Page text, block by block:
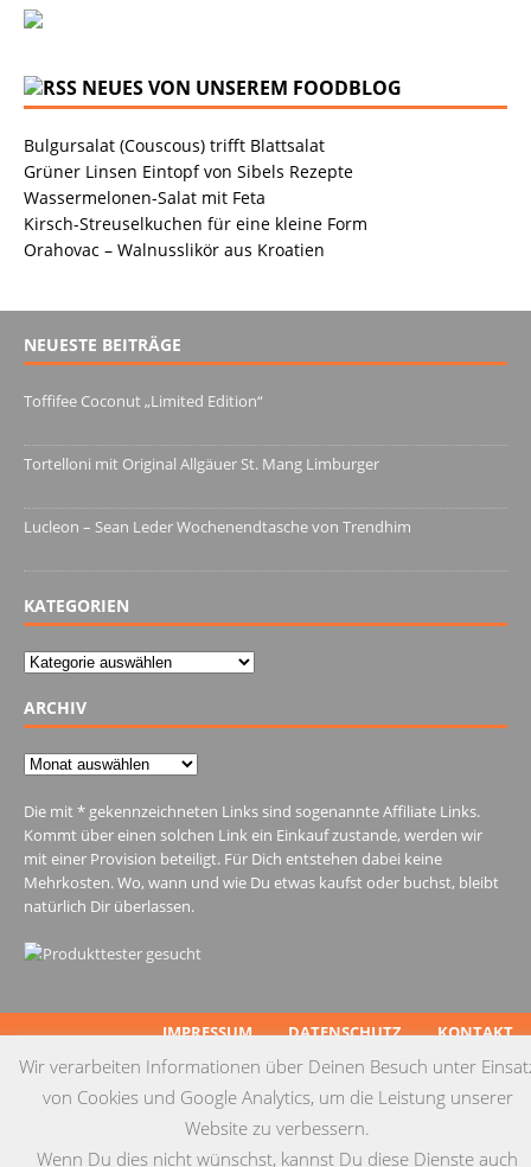
NEUES VON UNSEREM FOODBLOG
Bulgursalat (Couscous) trifft Blattsalat
Grüner Linsen Eintopf von Sibels Rezepte
Wassermelonen-Salat mit Feta
Kirsch-Streuselkuchen für eine kleine Form
Orahovac – Walnusslikör aus Kroatien
NEUESTE BEITRÄGE
Toffifee Coconut „Limited Edition“
Tortelloni mit Original Allgäuer St. Mang Limburger
Lucleon – Sean Leder Wochenendtasche von Trendhim
KATEGORIEN
Kategorien
ARCHIV
Archiv
Die mit * gekennzeichneten Links sind sogenannte Affiliate Links.
Kommt über einen solchen Link ein Einkauf zustande, werden wir
mit einer Provision beteiligt. Für Dich entstehen dabei keine
Mehrkosten. Wo, wann und wie Du etwas kaufst oder buchst, bleibt
natürlich Dir überlassen.
IMPRESSUM DATENSCHUTZ KONTAKT
© Copyright 2015 by Testgulasch
Wir verarbeiten Informationen über Deinen Besuch unter
von Cookies und Google Analytics, um die Leistung unserer
Website zu verbessern.
Wenn Du dies nicht wünschst, kannst Du diese Dienste auch